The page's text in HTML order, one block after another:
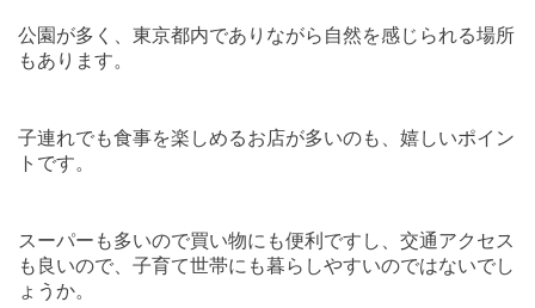
公園が多く、東京都内でありながら自然を感じられる場所
もあります。
子連れでも食事を楽しめるお店が多いのも、嬉しいポイン
トです。
スーパーも多いので買い物にも便利ですし、交通アクセス
も良いので、子育て世帯にも暮らしやすいのではないでし
ょうか。